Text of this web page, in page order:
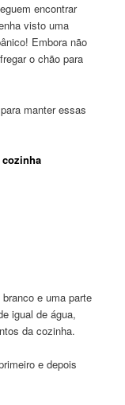
encontrar
visto uma
Embora não
o chão para
manter essas
cozinha
e uma parte
igual de água,
da cozinha.
e depois